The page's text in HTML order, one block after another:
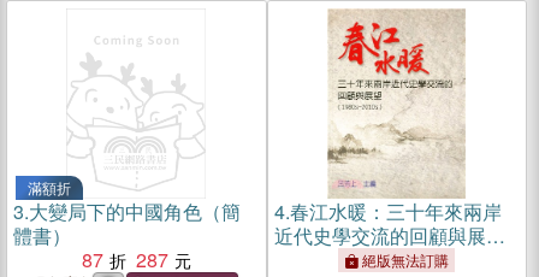
滿額折
3.大變局下的中國角色（簡
體書）
87
287
4.春江水暖：三十年來兩岸
近代史學交流的回顧與展望
1980s-2010s絕版無法訂購